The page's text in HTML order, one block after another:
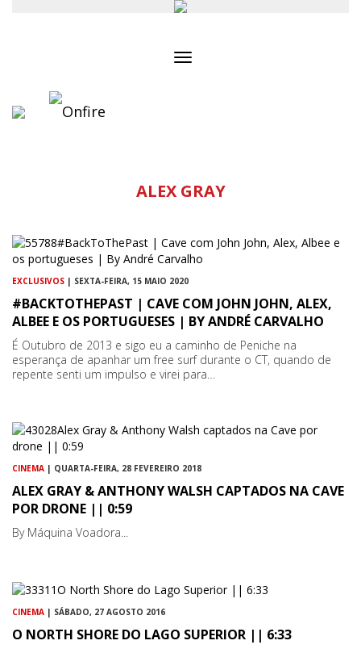
ALEX GRAY
EXCLUSIVOS | SEXTA-FEIRA, 15 MAIO 2020
#BACKTOTHEPAST | CAVE COM JOHN JOHN, ALEX,
ALBEE E OS PORTUGUESES | BY ANDRÉ CARVALHO
É Outubro de 2013 e sigo eu a caminho de Peniche na
esperança de apanhar um free surf durante o CT, quando de
repente senti um impulso e virei para…
CINEMA | QUARTA-FEIRA, 28 FEVEREIRO 2018
ALEX GRAY & ANTHONY WALSH CAPTADOS NA CAVE
POR DRONE || 0:59
By Máquina Voadora...
CINEMA | SÁBADO, 27 AGOSTO 2016
O NORTH SHORE DO LAGO SUPERIOR || 6:33